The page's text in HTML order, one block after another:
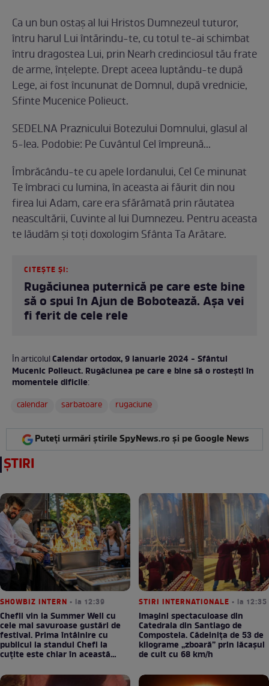
Ca un bun ostaş al lui Hristos Dumnezeul tuturor,
întru harul Lui întărindu-te, cu totul te-ai schimbat
întru dragostea Lui, prin Nearh credinciosul tău frate
de arme, înţelepte. Drept aceea luptându-te după
Lege, ai fost încununat de Domnul, după vrednicie,
Sfinte Mucenice Polieuct.
SEDELNA Praznicului Botezului Domnului, glasul al
5-lea. Podobie: Pe Cuvântul Cel împreună...
Îmbrăcându-te cu apele Iordanului, Cel Ce minunat
Te îmbraci cu lumina, în aceasta ai făurit din nou
firea lui Adam, care era sfărâmată prin răutatea
neascultării, Cuvinte al lui Dumnezeu. Pentru aceasta
te lăudăm şi toţi doxologim Sfânta Ta Arătare.
CITEȘTE ȘI:
Rugăciunea puternică pe care este bine
să o spui în Ajun de Bobotează. Așa vei
fi ferit de cele rele
În articolulCalendar ortodox, 9 ianuarie 2024 - Sfântul
Mucenic Polieuct. Rugăciunea pe care e bine să o rostești în
momentele dificile:
calendar
sarbatoare rugaciune
Puteți urmări știrile SpyNews.ro și pe Google News
ȘTIRI
SHOWBIZ INTERN • la 12:39
Chefii vin la Summer Well cu
cele mai savuroase gustări de
festival. Prima întâlnire cu
publicul la standul Chefi la
cuțite este chiar în această
STIRI INTERNATIONALE • la 12:35
Imagini spectaculoase din
Catedrala din Santiago de
Compostela. Cădelnița de 53 de
kilograme „zboară” prin lăcașul
de cult cu 68 km/h